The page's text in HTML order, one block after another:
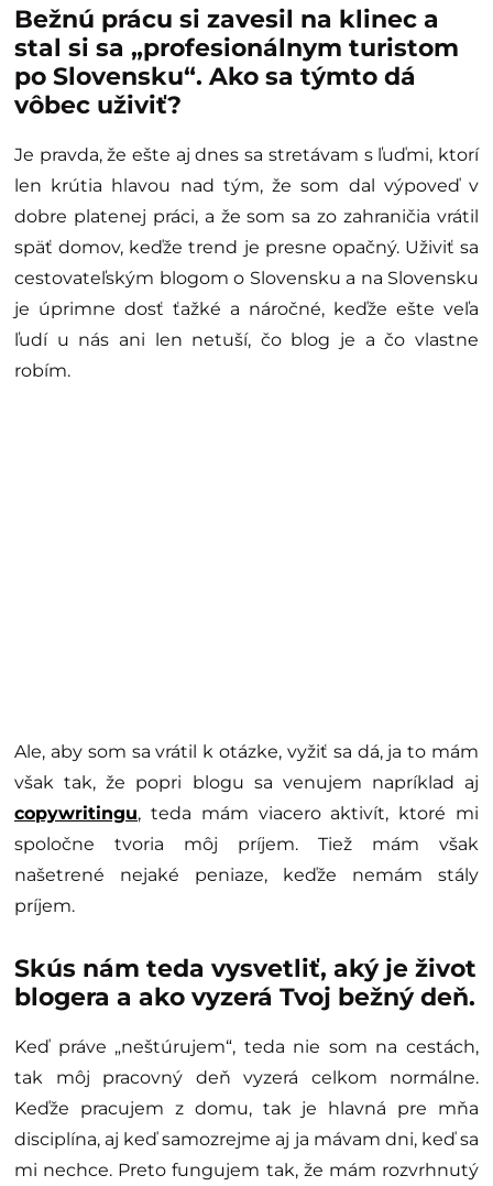
Bežnú prácu si zavesil na klinec a
stal si sa „profesionálnym turistom
po Slovensku“. Ako sa týmto dá
vôbec uživiť?
Je pravda, že ešte aj dnes sa stretávam s ľuďmi, ktorí
len krútia hlavou nad tým, že som dal výpoveď v
dobre platenej práci, a že som sa zo zahraničia vrátil
späť domov, keďže trend je presne opačný. Uživiť sa
cestovateľským blogom o Slovensku a na Slovensku
je úprimne dosť ťažké a náročné, keďže ešte veľa
ľudí u nás ani len netuší, čo blog je a čo vlastne
robím.
Ale, aby som sa vrátil k otázke, vyžiť sa dá, ja to mám
však tak, že popri blogu sa venujem napríklad aj
copywritingu, teda mám viacero aktivít, ktoré mi
spoločne tvoria môj príjem. Tiež mám však
našetrené nejaké peniaze, keďže nemám stály
príjem.
Skús nám teda vysvetliť, aký je život
blogera a ako vyzerá Tvoj bežný deň.
Keď práve „neštúrujem“, teda nie som na cestách,
tak môj pracovný deň vyzerá celkom normálne.
Keďže pracujem z domu, tak je hlavná pre mňa
disciplína, aj keď samozrejme aj ja mávam dni, keď sa
mi nechce. Preto fungujem tak, že mám rozvrhnutý